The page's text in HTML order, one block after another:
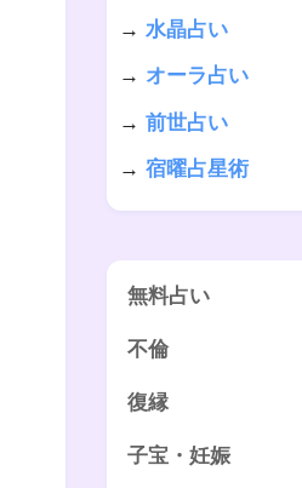
→ 水晶占い
→ オーラ占い
→ 前世占い
→ 宿曜占星術
無料占い
不倫
復縁
子宝・妊娠